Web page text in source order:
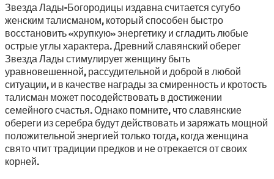
Звезда Лады-Богородицы издавна считается сугубо
женским талисманом, который способен быстро
восстановить «хрупкую» энергетику и сгладить любые
острые углы характера. Древний славянский оберег
Звезда Лады стимулирует женщину быть
уравновешенной, рассудительной и доброй в любой
ситуации, и в качестве награды за смиренность и кротость
талисман может посодействовать в достижении
семейного счастья. Однако помните, что славянские
обереги из серебра будут действовать и заряжать мощной
положительной энергией только тогда, когда женщина
свято чтит традиции предков и не отрекается от своих
корней.